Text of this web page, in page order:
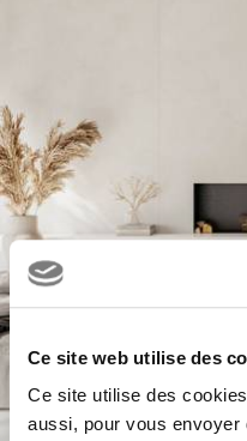
Ce site web utilise des
Ce site utilise des
aussi, pour vous envoyer